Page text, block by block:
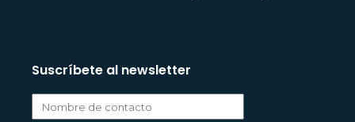
Suscríbete al newsletter